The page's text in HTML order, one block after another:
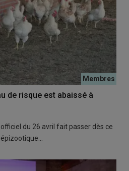
de risque est abaissé à
du 26 avril fait passer dès ce